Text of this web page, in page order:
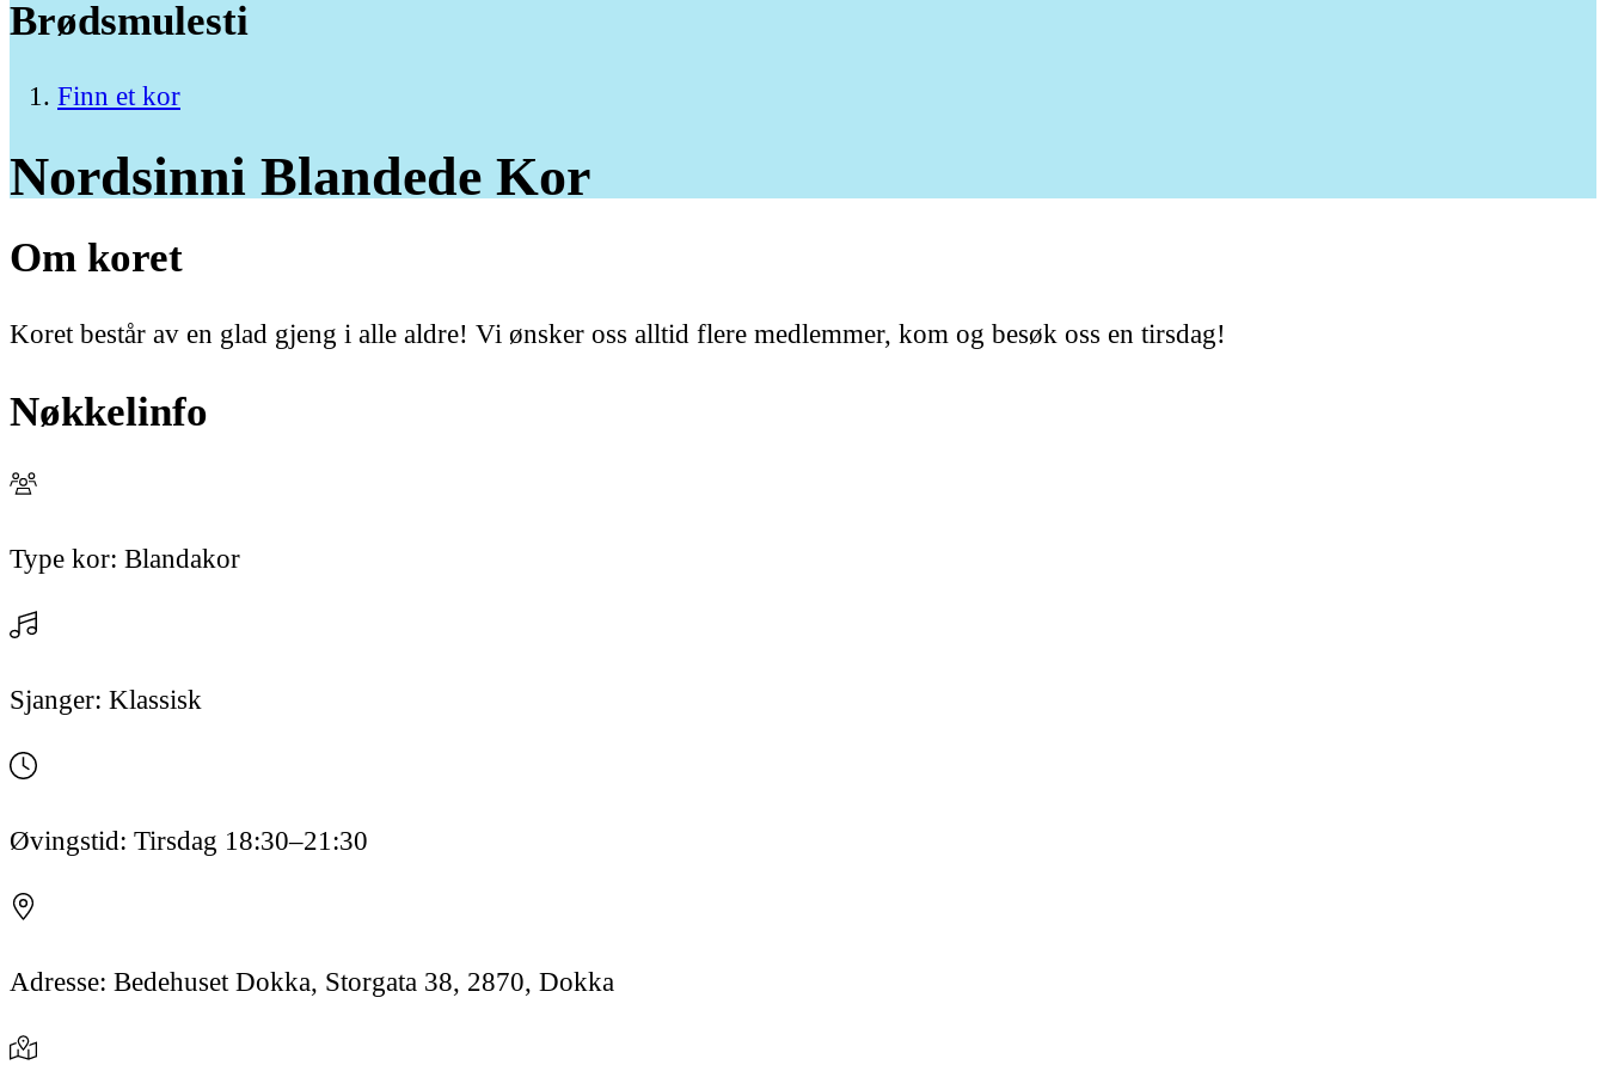
Brødsmulesti
Finn et kor
Nordsinni Blandede Kor
Om koret
Koret består av en glad gjeng i alle aldre! Vi ønsker oss alltid flere medlemmer, kom og besøk oss en tirsdag!
Nøkkelinfo
Type kor: Blandakor
Sjanger: Klassisk
Øvingstid: Tirsdag 18:30–21:30
Adresse: Bedehuset Dokka, Storgata 38, 2870, Dokka